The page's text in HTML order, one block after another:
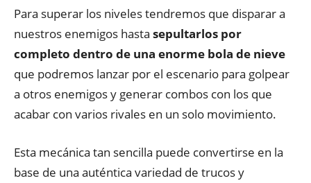
Para superar los niveles tendremos que disparar a
nuestros enemigos hasta sepultarlos por
completo dentro de una enorme bola de nieve
que podremos lanzar por el escenario para golpear
a otros enemigos y generar combos con los que
acabar con varios rivales en un solo movimiento.
Esta mecánica tan sencilla puede convertirse en la
base de una auténtica variedad de trucos y